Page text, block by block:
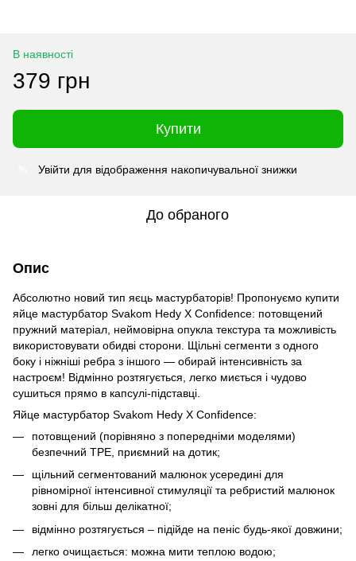
В наявності
379 грн
Купити
Увійти для відображення накопичувальної знижки
До обраного
Опис
Абсолютно новий тип яєць мастурбаторів! Пропонуємо купити
яйце мастурбатор Svakom Hedy X Confidence: потовщений
пружний матеріал, неймовірна опукла текстура та можливість
використовувати обидві сторони. Щільні сегменти з одного
боку і ніжніші ребра з іншого — обирай інтенсивність за
настроєм! Відмінно розтягується, легко миється і чудово
сушиться прямо в капсулі-підставці.
Яйце мастурбатор Svakom Hedy X Confidence:
потовщений (порівняно з попередніми моделями)
безпечний TPE, приємний на дотик;
щільний сегментований малюнок усередині для
рівномірної інтенсивної стимуляції та ребристий малюнок
зовні для більш делікатної;
відмінно розтягується – підійде на пеніс будь-якої довжини;
легко очищається: можна мити теплою водою;